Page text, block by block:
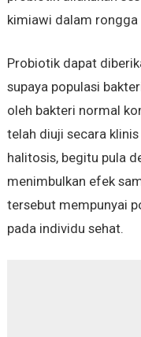
kimiawi dalam rongga
Probiotik dapat
supaya populasi
oleh bakteri normal
telah diuji secara
halitosis, begitu pula
menimbulkan efek
tersebut mempunyai
pada individu sehat.